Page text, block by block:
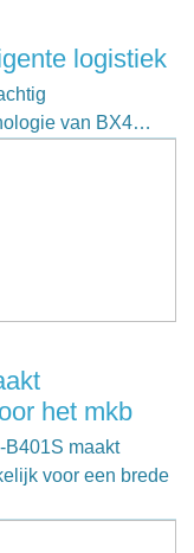
logistiek
van BX4…
het mkb
B401S maakt
voor een brede